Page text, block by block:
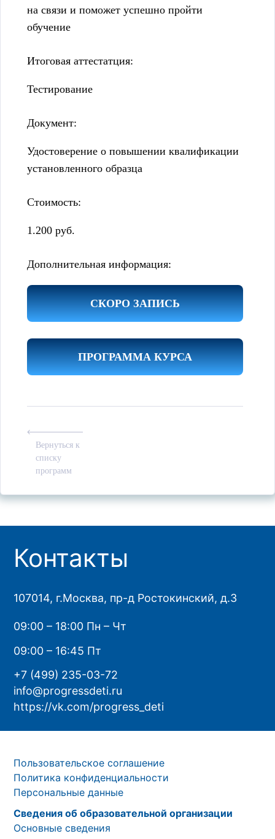
на связи и поможет успешно пройти
обучение
Итоговая аттестатция:
Тестирование
Документ:
Удостоверение о повышении квалификации
установленного образца
Стоимость:
1.200 руб.
Дополнительная информация:
СКОРО ЗАПИСЬ
ПРОГРАММА КУРСА
Вернуться к
списку
программ
Контакты
107014, г.Москва, пр-д Ростокинский, д.3
09:00 – 18:00 Пн – Чт
09:00 – 16:45 Пт
+7 (499) 235-03-72
info@progressdeti.ru
https://vk.com/progress_deti
Пользовательское соглашение
Политика конфиденциальности
Персональные данные
Сведения об образовательной организации
Основные сведения